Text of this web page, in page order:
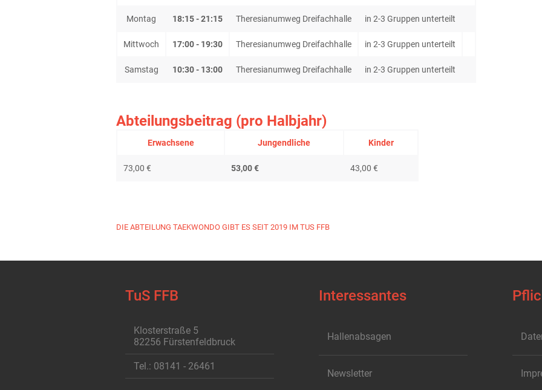
Montag 18:15 - 21:15 Theresianumweg Dreifachhalle in 2-3 Gruppen unterteilt
Mittwoch 17:00 - 19:30 Theresianumweg Dreifachhalle in 2-3 Gruppen unterteilt
Samstag 10:30 - 13:00 Theresianumweg Dreifachhalle in 2-3 Gruppen unterteilt
Abteilungsbeitrag (pro Halbjahr)
Erwachsene Jungendliche Kinder
73,00 € 53,00 € 43,00 €
DIE ABTEILUNG TAEKWONDO GIBT ES SEIT 2019 IM TUS FFB
TuS FFB
Klosterstraße 5
82256 Fürstenfeldbruck
Tel.: 08141 - 26461
Interessantes
Hallenabsagen
Newsletter